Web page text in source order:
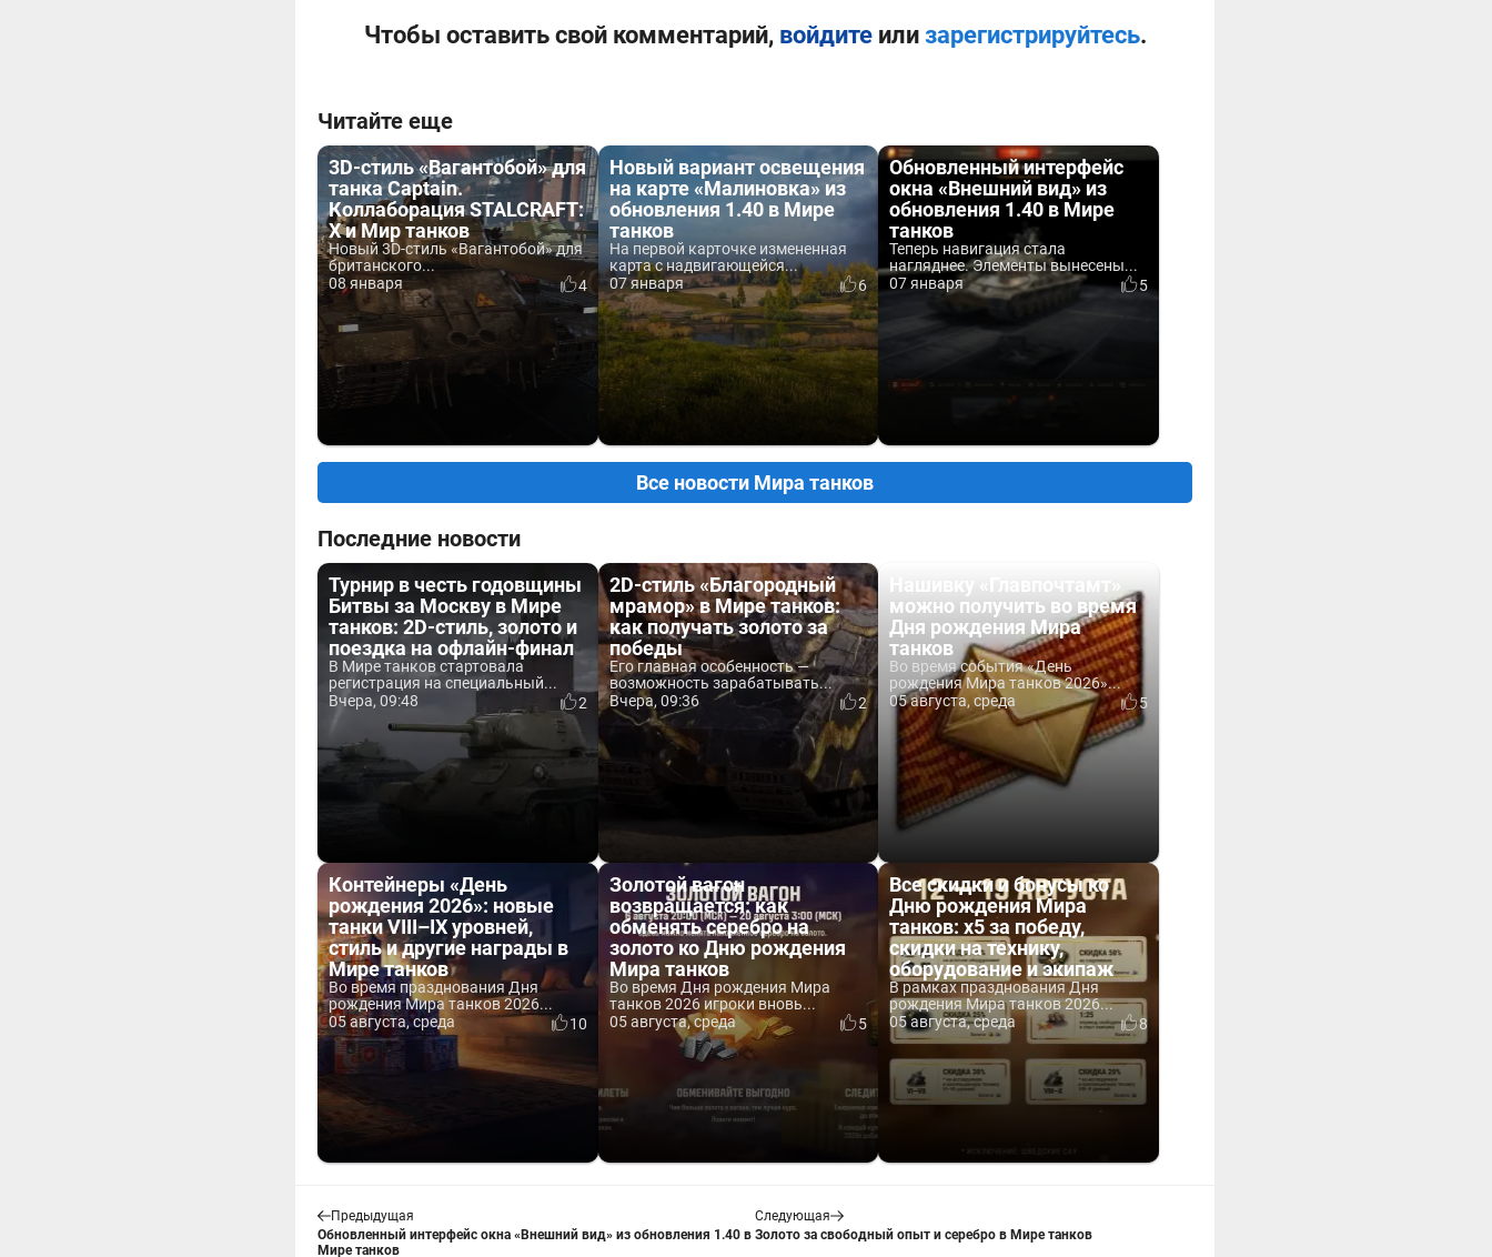
Чтобы оставить свой комментарий, войдитеили зарегистрируйтесь.
Читайте еще
3D-стиль «Вагантобой» для
танка Captain.
Коллаборация STALCRAFT:
X и Мир танков
Новый 3D-стиль «Вагантобой» для
британского...
08 января
4
Новый вариант освещения
на карте «Малиновка» из
обновления 1.40 в Мире
танков
На первой карточке измененная
карта с надвигающейся...
07 января
6
Обновленный интерфейс
окна «Внешний вид» из
обновления 1.40 в Мире
танков
Теперь навигация стала
нагляднее. Элементы вынесены...
07 января
5
Все новости Мира танков
Последние новости
Турнир в честь годовщины
Битвы за Москву в Мире
танков: 2D-стиль, золото и
поездка на офлайн-финал
В Мире танков стартовала
регистрация на специальный...
Вчера, 09:48
2
2D-стиль «Благородный
мрамор» в Мире танков:
как получать золото за
победы
Его главная особенность —
возможность зарабатывать...
Вчера, 09:36
2
Нашивку «Главпочтамт»
можно получить во время
Дня рождения Мира
танков
Во время события «День
рождения Мира танков 2026»...
05 августа, среда
5
Контейнеры «День
рождения 2026»: новые
танки VIII–IX уровней,
стиль и другие награды в
Мире танков
Во время празднования Дня
рождения Мира танков 2026...
05 августа, среда
10
Золотой вагон
возвращается: как
обменять серебро на
золото ко Дню рождения
Мира танков
Во время Дня рождения Мира
танков 2026 игроки вновь...
05 августа, среда
5
Все скидки и бонусы ко
Дню рождения Мира
танков: x5 за победу,
скидки на технику,
оборудование и экипаж
В рамках празднования Дня
рождения Мира танков 2026...
05 августа, среда
8
Предыдущая
Обновленный интерфейс окна «Внешний вид» из обновления 1.40 в
Мире танков
Следующая
Золото за свободный опыт и серебро в Мире танков